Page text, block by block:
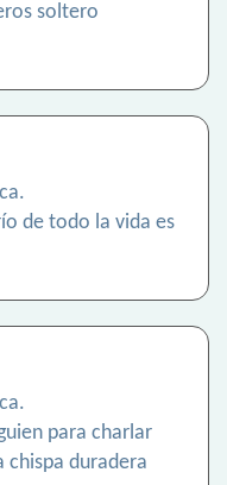
soltero
de todo la vida es
para charlar
chispa duradera